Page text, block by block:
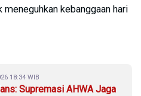
kebanggaan hari
18:34 WIB
Supremasi AHWA Jaga